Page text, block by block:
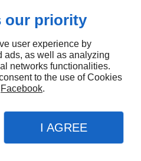
UNI’GEL
our priority
user experience by
ads, as well as analyzing
networks functionalities.
to the use of Cookies
Facebook.
I AGREE